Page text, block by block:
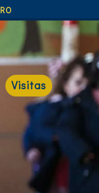
Visitas